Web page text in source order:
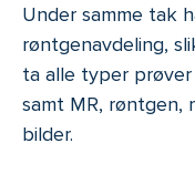
Under samme tak
røntgenavdeling,
ta alle typer
samt MR, røntgen,
bilder.